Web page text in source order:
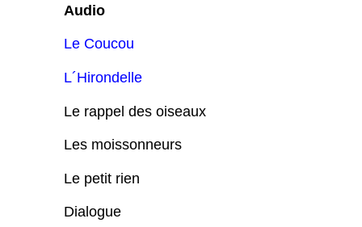
Audio
Le Coucou
L´Hirondelle
Le rappel des oiseaux
Les moissonneurs
Le petit rien
Dialogue